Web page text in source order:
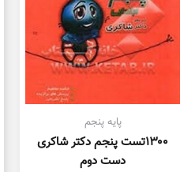
پایه پنجم
۱۳۰۰تست پنجم دکتر شاکری
دست دوم